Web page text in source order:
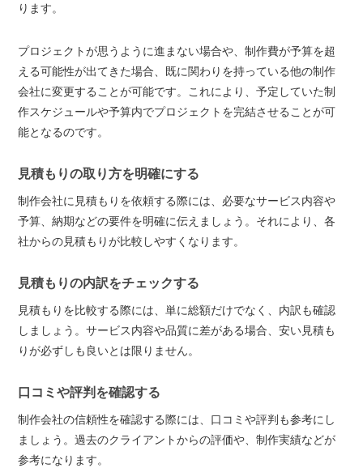
ります。
プロジェクトが思うように進まない場合や、制作費が予算を超
える可能性が出てきた場合、既に関わりを持っている他の制作
会社に変更することが可能です。これにより、予定していた制
作スケジュールや予算内でプロジェクトを完結させることが可
能となるのです。
見積もりの取り方を明確にする
制作会社に見積もりを依頼する際には、必要なサービス内容や
予算、納期などの要件を明確に伝えましょう。それにより、各
社からの見積もりが比較しやすくなります。
見積もりの内訳をチェックする
見積もりを比較する際には、単に総額だけでなく、内訳も確認
しましょう。サービス内容や品質に差がある場合、安い見積も
りが必ずしも良いとは限りません。
口コミや評判を確認する
制作会社の信頼性を確認する際には、口コミや評判も参考にし
ましょう。過去のクライアントからの評価や、制作実績などが
参考になります。